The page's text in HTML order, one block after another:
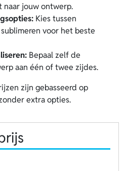
naar jouw ontwerp.
Kies tussen
voor het beste
Bepaal zelf de
aan één of twee zijdes.
zijn gebasseerd op
extra opties.